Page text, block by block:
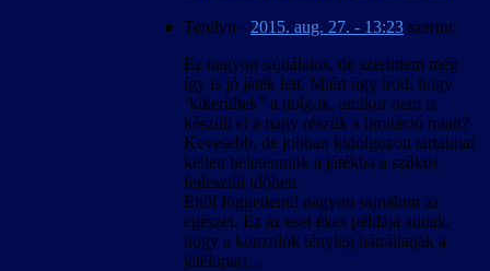
Terelyn - 2015. aug. 27. - 13:23 szerint:
Ez nagyon sajnálatos, de szerintem még
így is jó játék lett. Miért úgy írod, hogy
‘kikerültek” a dolgok, amikor nem is
készült el a nagy részük a limitáció miatt?
Kevesebb, de jobban kidolgozott tartalmat
kellett beletenniük a játékba a szűkös
fejlesztői időben.
Ettől függetlenül nagyon sajnálom az
egészet. Ez az eset ékes példája annak,
hogy a konzolok tényleg hátráltatják a
játékipart…